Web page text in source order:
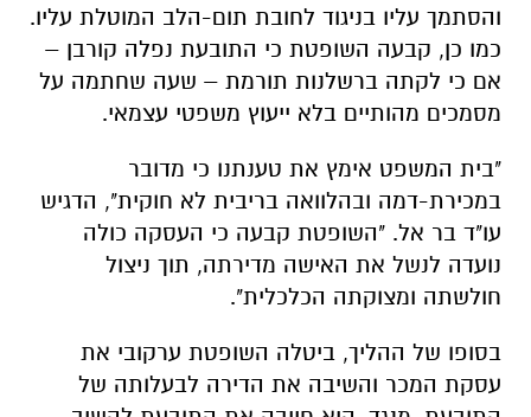
והסתמך עליו בניגוד לחובת תום-הלב המוטלת עליו.
כמו כן, קבעה השופטת כי התובעת נפלה קורבן –
אם כי לקתה ברשלנות תורמת – שעה שחתמה על
מסמכים מהותיים בלא ייעוץ משפטי עצמאי.
"בית המשפט אימץ את טענתנו כי מדובר
במכירת-דמה ובהלוואה בריבית לא חוקית", הדגיש
עו"ד בר אל. "השופטת קבעה כי העסקה כולה
נועדה לנשל את האישה מדירתה, תוך ניצול
חולשתה ומצוקתה הכלכלית".
בסופו של ההליך, ביטלה השופטת ערקובי את
עסקת המכר והשיבה את הדירה לבעלותה של